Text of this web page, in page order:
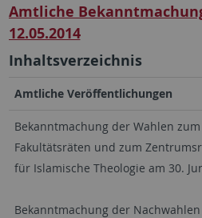
Amtliche
12.05.2014
Inhaltsverzeichnis
Amtliche Veröffentlichungen
Bekanntmachung der Wahlen
Fakultätsräten und zum
für Islamische Theologie am 30.
Bekanntmachung der